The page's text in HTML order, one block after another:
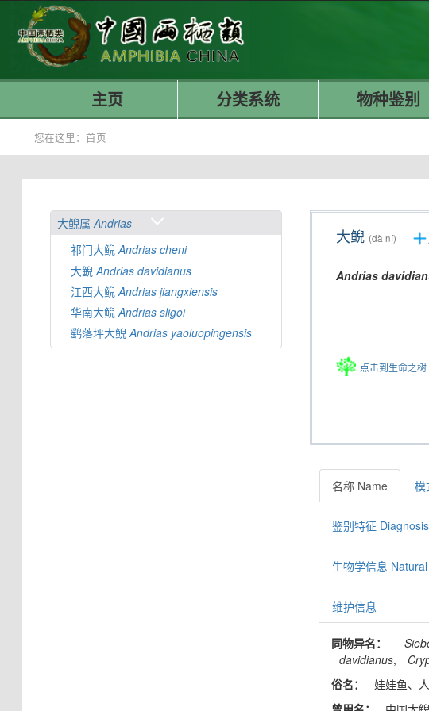
主页 分类系统 物种鉴别
您在这里：首页
大鲵属Andrias
祁门大鲵Andrias cheni
大鲵Andrias davidianus
江西大鲵Andrias jiangxiensis
华南大鲵Andrias sligoi
鹞落坪大鲵Andrias yaoluopingensis
大鲵 (dà ní)
Andrias
点击到生命之树
名称 Name 模
鉴别特征 Diagnosis
生物学信息
维护信息
同物异名：
davidianus,
俗名：
娃娃鱼、